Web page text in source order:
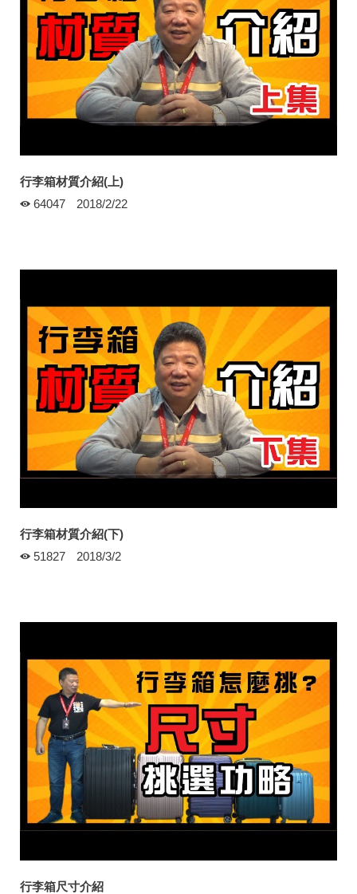
行李箱材質介紹(上)
64047
2018/2/22
行李箱材質介紹(下)
51827
2018/3/2
行李箱尺寸介紹